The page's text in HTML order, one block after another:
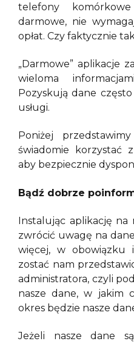
telefony
darmowe, nie
opłat. Czy faktycznie
„Darmowe” aplikacje
wieloma
Pozyskują dane
usługi.
Poniżej
świadomie korzystać
aby bezpiecznie
Bądź dobrze
Instalując aplikację na
zwrócić uwagę na
więcej, w obowiązku
zostać nam
administratora, czyli
nasze dane, w jakim
okres będzie nasze
Jeżeli nasze dane